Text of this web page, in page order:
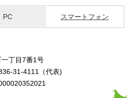
PC スマートフォン
丁目7番1号
31-4111（代表)